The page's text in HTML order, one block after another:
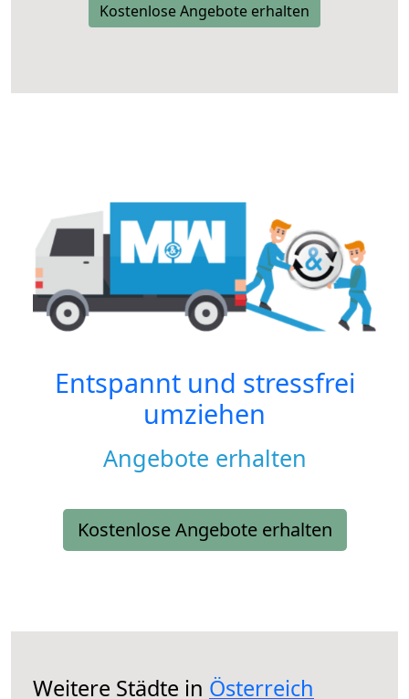
Kostenlose Angebote erhalten
Entspannt und stressfrei
umziehen
Angebote erhalten
Kostenlose Angebote erhalten
Weitere Städte in Österreich